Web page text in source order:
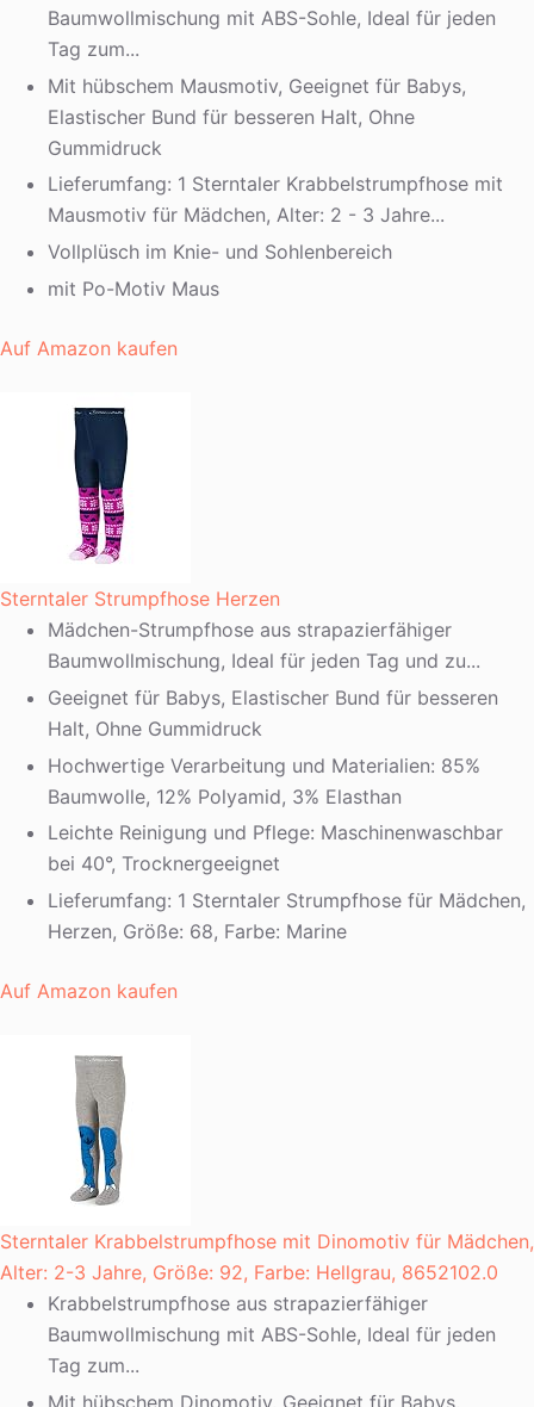
Baumwollmischung mit ABS-Sohle, Ideal für jeden
Tag zum...
Mit hübschem Mausmotiv, Geeignet für Babys,
Elastischer Bund für besseren Halt, Ohne
Gummidruck
Lieferumfang: 1 Sterntaler Krabbelstrumpfhose mit
Mausmotiv für Mädchen, Alter: 2 - 3 Jahre...
Vollplüsch im Knie- und Sohlenbereich
mit Po-Motiv Maus
Auf Amazon kaufen
Sterntaler Strumpfhose Herzen
Mädchen-Strumpfhose aus strapazierfähiger
Baumwollmischung, Ideal für jeden Tag und zu...
Geeignet für Babys, Elastischer Bund für besseren
Halt, Ohne Gummidruck
Hochwertige Verarbeitung und Materialien: 85%
Baumwolle, 12% Polyamid, 3% Elasthan
Leichte Reinigung und Pflege: Maschinenwaschbar
bei 40°, Trocknergeeignet
Lieferumfang: 1 Sterntaler Strumpfhose für Mädchen,
Herzen, Größe: 68, Farbe: Marine
Auf Amazon kaufen
Sterntaler Krabbelstrumpfhose mit Dinomotiv für Mädchen,
Alter: 2-3 Jahre, Größe: 92, Farbe: Hellgrau, 8652102.0
Krabbelstrumpfhose aus strapazierfähiger
Baumwollmischung mit ABS-Sohle, Ideal für jeden
Tag zum...
Mit hübschem Dinomotiv, Geeignet für Babys,